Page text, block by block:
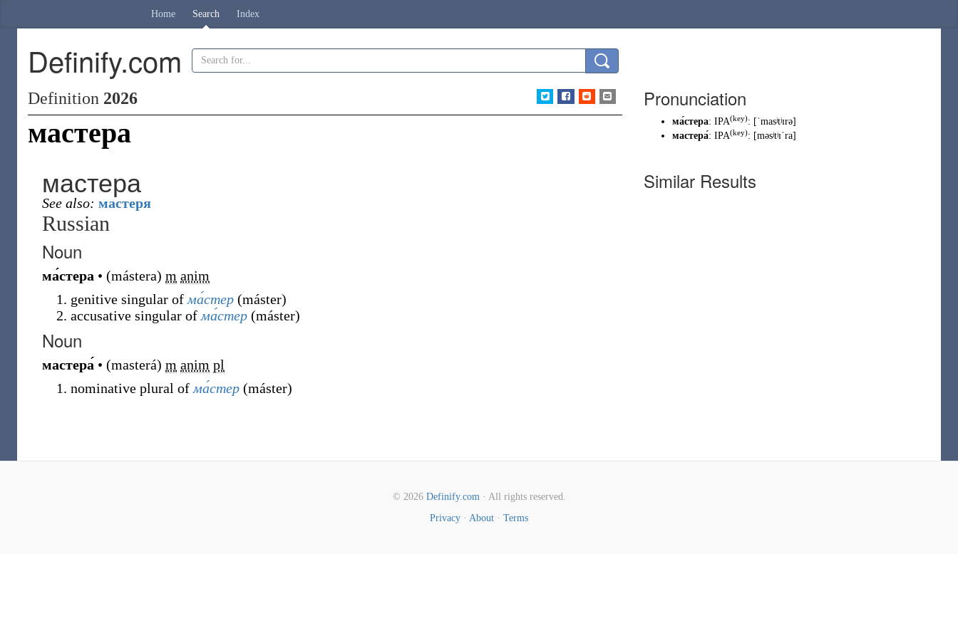
Home Search Index
Definify.com
Definition 2026
мастера
мастера
See also: мастеря
Russian
Noun
ма́стера • (mástera) m anim
genitive singular ofма́стер (máster)
accusative singular ofма́стер (máster)
Noun
мастера́ • (masterá) m anim pl
nominative plural ofма́стер (máster)
Pronunciation
ма́стера: IPA(key): [ˈmasʲtʲɪrə]
мастера́: IPA(key): [məsʲtʲɪˈra]
Similar Results
© 2026 Definify.com· All rights reserved.
Privacy · About · Terms